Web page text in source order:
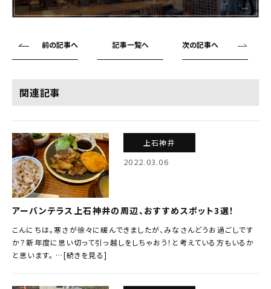
前の記事へ 記事一覧へ 次の記事へ
関連記事
上石神井
2022.03.06
アーバンテラス上石神井の周辺、おすすめスポット3選！
こんにちは。寒さが徐々に緩んできましたが、みなさんどうお過ごしです
か？新年度に思い切って引っ越しをしちゃおう！と考えている方もいるか
と思います。 …[続きを見る]